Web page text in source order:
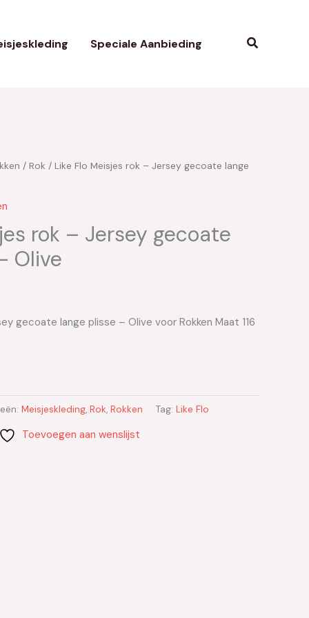
Speciale Aanbieding Zoeken
/ Rok / Like Flo Meisjes rok – Jersey gecoate lange
rok – Jersey gecoate
Olive
gecoate lange plisse – Olive voor Rokken Maat 116
Meisjeskleding, Rok, Rokken Tag: Like Flo
Toevoegen aan wenslijst